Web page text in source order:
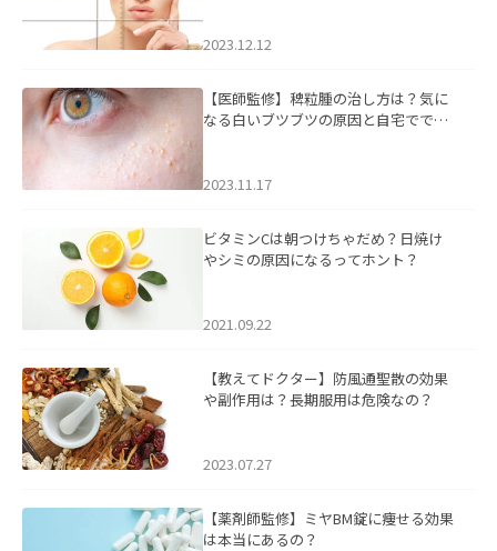
2023.12.12
【医師監修】稗粒腫の治し方は？気に
なる白いブツブツの原因と自宅ででき
2023.11.17
ビタミンCは朝つけちゃだめ？日焼け
やシミの原因になるってホント？
2021.09.22
【教えてドクター】防風通聖散の効果
や副作用は？長期服用は危険なの？
2023.07.27
【薬剤師監修】ミヤBM錠に痩せる効果
は本当にあるの？